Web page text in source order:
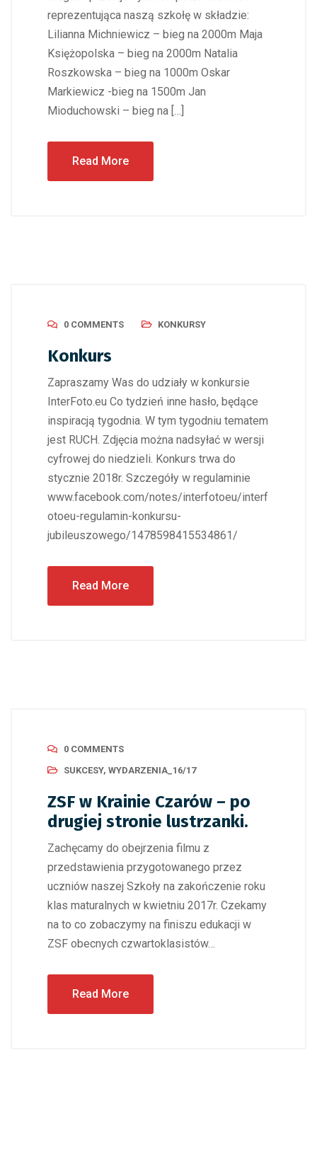
reprezentująca naszą szkołę w składzie:
Lilianna Michniewicz – bieg na 2000m Maja
Księżopolska – bieg na 2000m Natalia
Roszkowska – bieg na 1000m Oskar
Markiewicz -bieg na 1500m Jan
Mioduchowski – bieg na […]
Read More
0 COMMENTS KONKURSY
Konkurs
Zapraszamy Was do udziały w konkursie
InterFoto.eu Co tydzień inne hasło, będące
inspiracją tygodnia. W tym tygodniu tematem
jest RUCH. Zdjęcia można nadsyłać w wersji
cyfrowej do niedzieli. Konkurs trwa do
stycznie 2018r. Szczegóły w regulaminie
www.facebook.com/notes/interfotoeu/interf
otoeu-regulamin-konkursu-
jubileuszowego/1478598415534861/
Read More
0 COMMENTS
SUKCESY, WYDARZENIA_16/17
ZSF w Krainie Czarów – po
drugiej stronie lustrzanki.
Zachęcamy do obejrzenia filmu z
przedstawienia przygotowanego przez
uczniów naszej Szkoły na zakończenie roku
klas maturalnych w kwietniu 2017r. Czekamy
na to co zobaczymy na finiszu edukacji w
ZSF obecnych czwartoklasistów…
Read More